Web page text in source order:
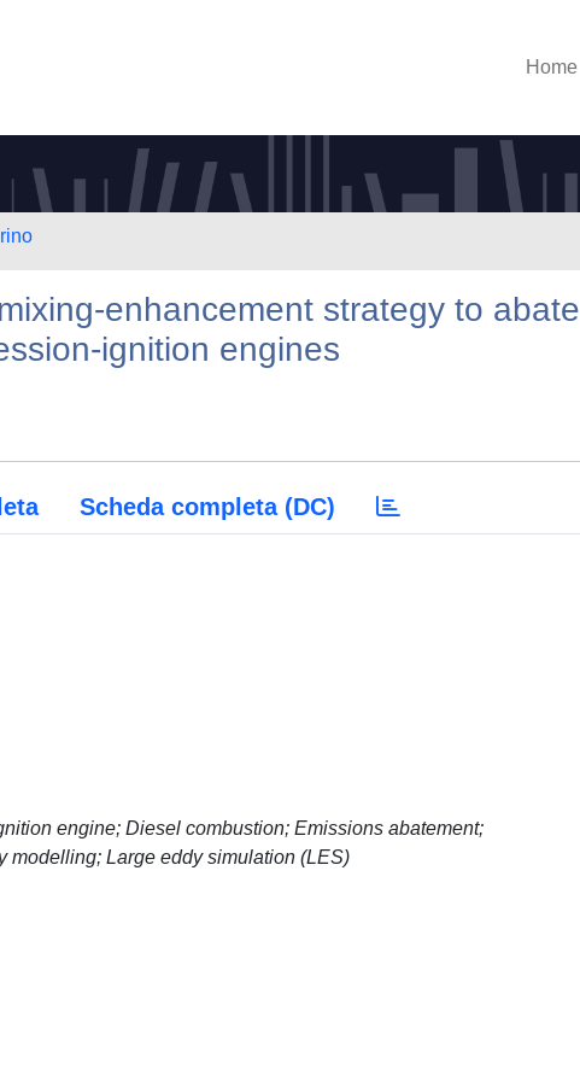
Home
enhancement strategy to abate
ignition engines
Scheda completa (DC)
engine; Diesel combustion; Emissions abatement;
modelling; Large eddy simulation (LES)